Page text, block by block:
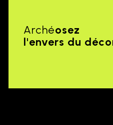
Archéosez
l'envers du